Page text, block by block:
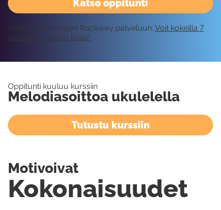
Katso oppitunti
Vaatii kirjautumisen Rockway palveluun. Voit kokeilla 7
päivää ilmaiseksi tästä!
Oppitunti kuuluu kurssiin
Melodiasoittoa ukulelella
Tutustu kurssiin
Kokonaisuudet
Motivoivat